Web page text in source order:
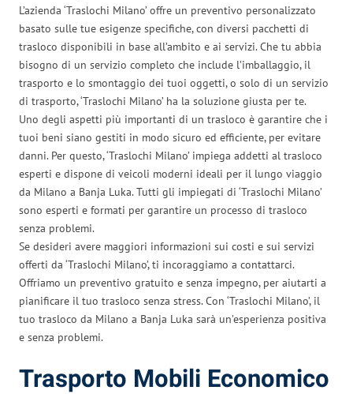
L’azienda ‘Traslochi Milano’ offre un preventivo personalizzato
basato sulle tue esigenze specifiche, con diversi pacchetti di
trasloco disponibili in base all’ambito e ai servizi. Che tu abbia
bisogno di un servizio completo che include l’imballaggio, il
trasporto e lo smontaggio dei tuoi oggetti, o solo di un servizio
di trasporto, ‘Traslochi Milano’ ha la soluzione giusta per te.
Uno degli aspetti più importanti di un trasloco è garantire che i
tuoi beni siano gestiti in modo sicuro ed efficiente, per evitare
danni. Per questo, ‘Traslochi Milano’ impiega addetti al trasloco
esperti e dispone di veicoli moderni ideali per il lungo viaggio
da Milano a Banja Luka. Tutti gli impiegati di ‘Traslochi Milano’
sono esperti e formati per garantire un processo di trasloco
senza problemi.
Se desideri avere maggiori informazioni sui costi e sui servizi
offerti da ‘Traslochi Milano’, ti incoraggiamo a contattarci.
Offriamo un preventivo gratuito e senza impegno, per aiutarti a
pianificare il tuo trasloco senza stress. Con ‘Traslochi Milano’, il
tuo trasloco da Milano a Banja Luka sarà un’esperienza positiva
e senza problemi.
Trasporto Mobili Economico